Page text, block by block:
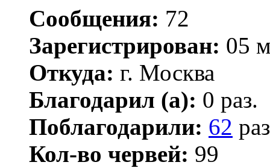
Сообщения: 72
Зарегистрирован: 05
Откуда: г. Москва
Благодарил (а): 0 раз.
Поблагодарили: 62
Кол-во червей: 99